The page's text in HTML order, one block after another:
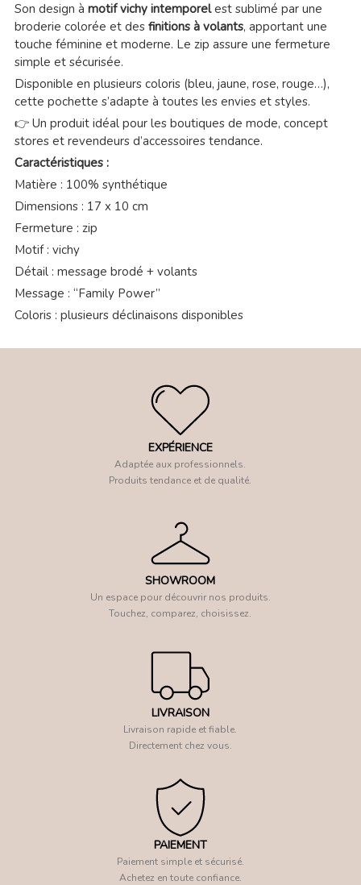
Son design à motif vichy intemporelest sublimé par une
broderie colorée et des finitions à volants, apportant une
touche féminine et moderne. Le zip assure une fermeture
simple et sécurisée.
Disponible en plusieurs coloris (bleu, jaune, rose, rouge…),
cette pochette s’adapte à toutes les envies et styles.
👉 Un produit idéal pour les boutiques de mode, concept
stores et revendeurs d’accessoires tendance.
Caractéristiques :
Matière : 100% synthétique
Dimensions : 17 x 10 cm
Fermeture : zip
Motif : vichy
Détail : message brodé + volants
Message : “Family Power”
Coloris : plusieurs déclinaisons disponibles
EXPÉRIENCE
Adaptée aux professionnels.
Produits tendance et de qualité.
SHOWROOM
Un espace pour découvrir nos produits.
Touchez, comparez, choisissez.
LIVRAISON
Livraison rapide et fiable.
Directement chez vous.
PAIEMENT
Paiement simple et sécurisé.
Achetez en toute confiance.